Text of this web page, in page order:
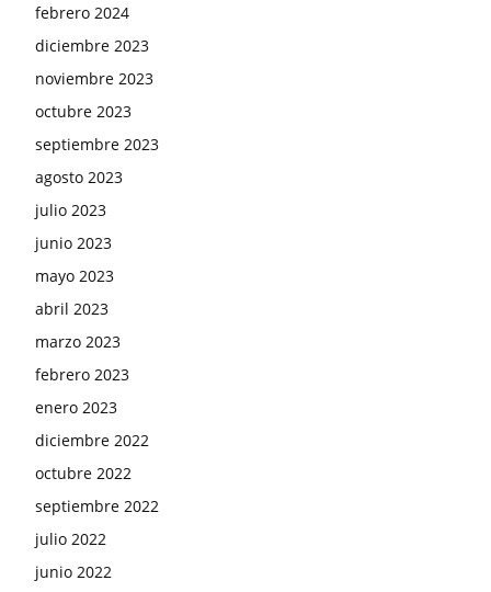
febrero 2024
diciembre 2023
noviembre 2023
octubre 2023
septiembre 2023
agosto 2023
julio 2023
junio 2023
mayo 2023
abril 2023
marzo 2023
febrero 2023
enero 2023
diciembre 2022
octubre 2022
septiembre 2022
julio 2022
junio 2022